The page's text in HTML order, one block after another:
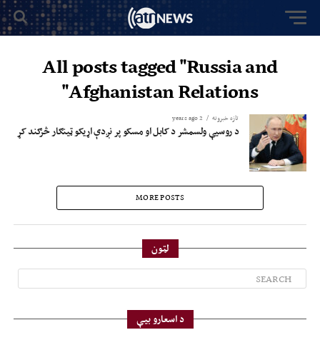
All posts tagged "Russia and
Afghanistan Relations"
تازه خبرونه 2 years ago
د روسیې ولسمشر د کابل او مسکو پر نږدې اړیکو ټینګار څرګند کړ
MORE POSTS
لټون
د اسعارو بیې